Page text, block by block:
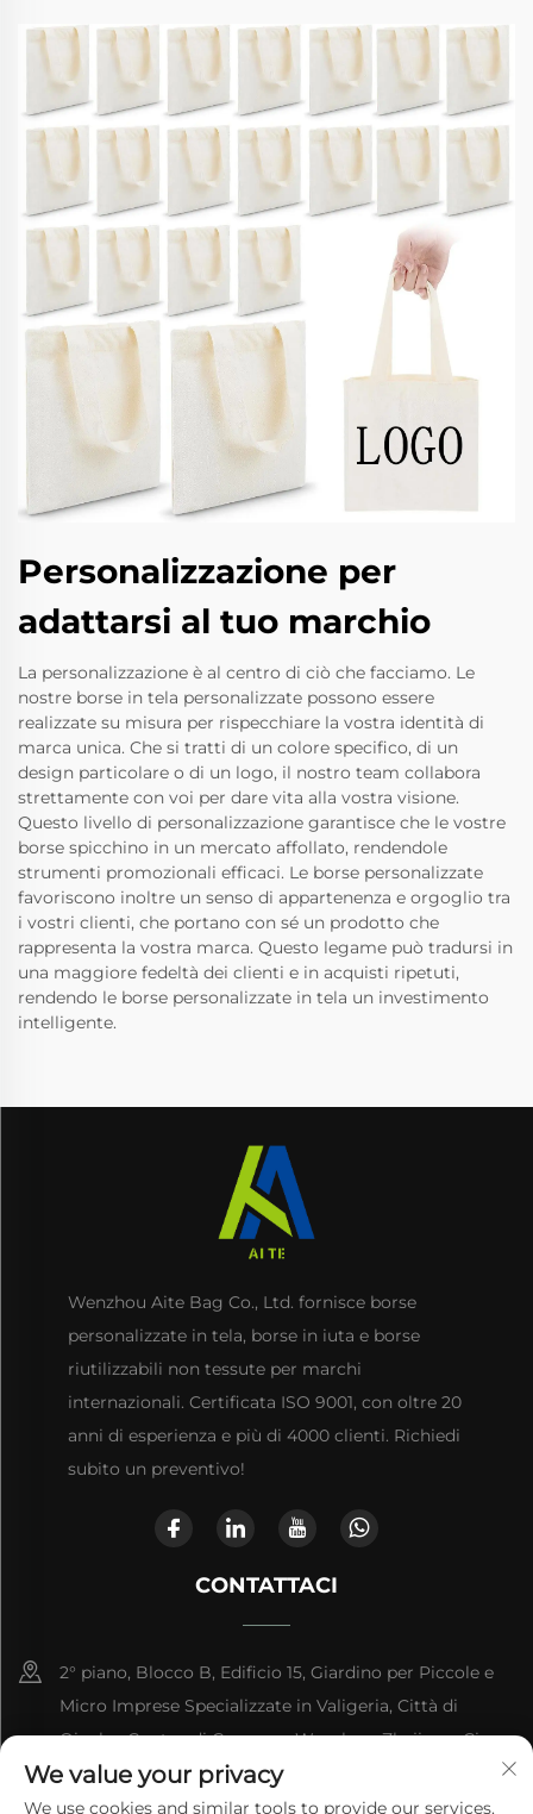
Personalizzazione per
adattarsi al tuo marchio
La personalizzazione è al centro di ciò che facciamo. Le
nostre borse in tela personalizzate possono essere
realizzate su misura per rispecchiare la vostra identità di
marca unica. Che si tratti di un colore specifico, di un
design particolare o di un logo, il nostro team collabora
strettamente con voi per dare vita alla vostra visione.
Questo livello di personalizzazione garantisce che le vostre
borse spicchino in un mercato affollato, rendendole
strumenti promozionali efficaci. Le borse personalizzate
favoriscono inoltre un senso di appartenenza e orgoglio tra
i vostri clienti, che portano con sé un prodotto che
rappresenta la vostra marca. Questo legame può tradursi in
una maggiore fedeltà dei clienti e in acquisti ripetuti,
rendendo le borse personalizzate in tela un investimento
intelligente.
Wenzhou Aite Bag Co., Ltd. fornisce borse
personalizzate in tela, borse in iuta e borse
riutilizzabili non tessute per marchi
internazionali. Certificata ISO 9001, con oltre 20
anni di esperienza e più di 4000 clienti. Richiedi
subito un preventivo!
CONTATTACI
2° piano, Blocco B, Edificio 15, Giardino per Piccole e
Micro Imprese Specializzate in Valigeria, Città di
Qianku, Contea di Cangnan, Wenzhou, Zhejiang, Cina
+86-13868363329
We value your privacy
We use cookies and similar tools to provide our services.